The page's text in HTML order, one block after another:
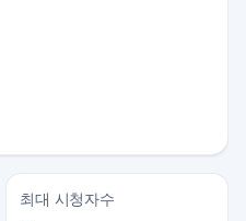
최대 시청자수